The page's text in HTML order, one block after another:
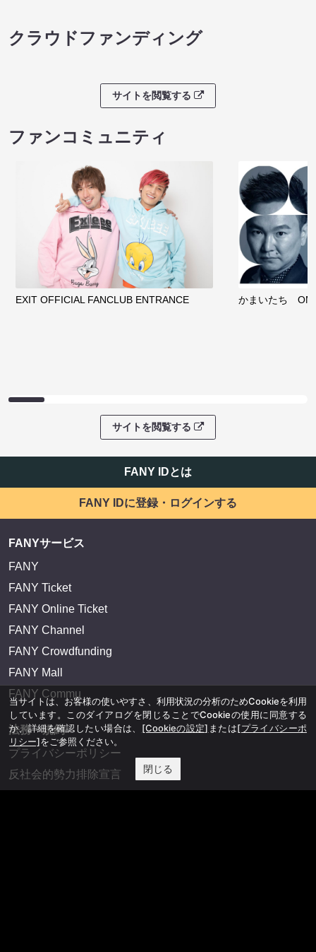
クラウドファンディング
サイトを閲覧する
ファンコミュニティ
EXIT OFFICIAL FANCLUB ENTRANCE かまいたち
サイトを閲覧する
FANY IDとは
FANY IDに登録・ログインする
FANYサービス
FANY
FANY Ticket
FANY Online Ticket
FANY Channel
FANY Crowdfunding
FANY Mall
FANY Commu
法務・規約
プライバシーポリシー
反社会的勢力排除宣言
当サイトは、お客様の使いやすさ、利用状況の分析のためCookieを利用
しています。このダイアログを閉じることでCookieの使用に同意する
か、詳細を確認したい場合は、 [Cookieの設定] または[プライバシーポ
リシー]をご参照ください。
閉じる